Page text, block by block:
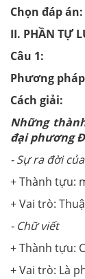
Chọn đáp án:
II. PHẦN TỰ
Câu 1:
Phương
Cách giải:
Những
đại phương
-Sự ra đời
+ Thành tựu:
+ Vai trò:
- Chữ viết
+ Thành tựu:
+ Vai trò: Là